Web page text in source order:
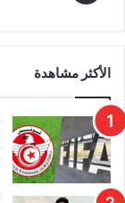
الأكثر مشاهدة